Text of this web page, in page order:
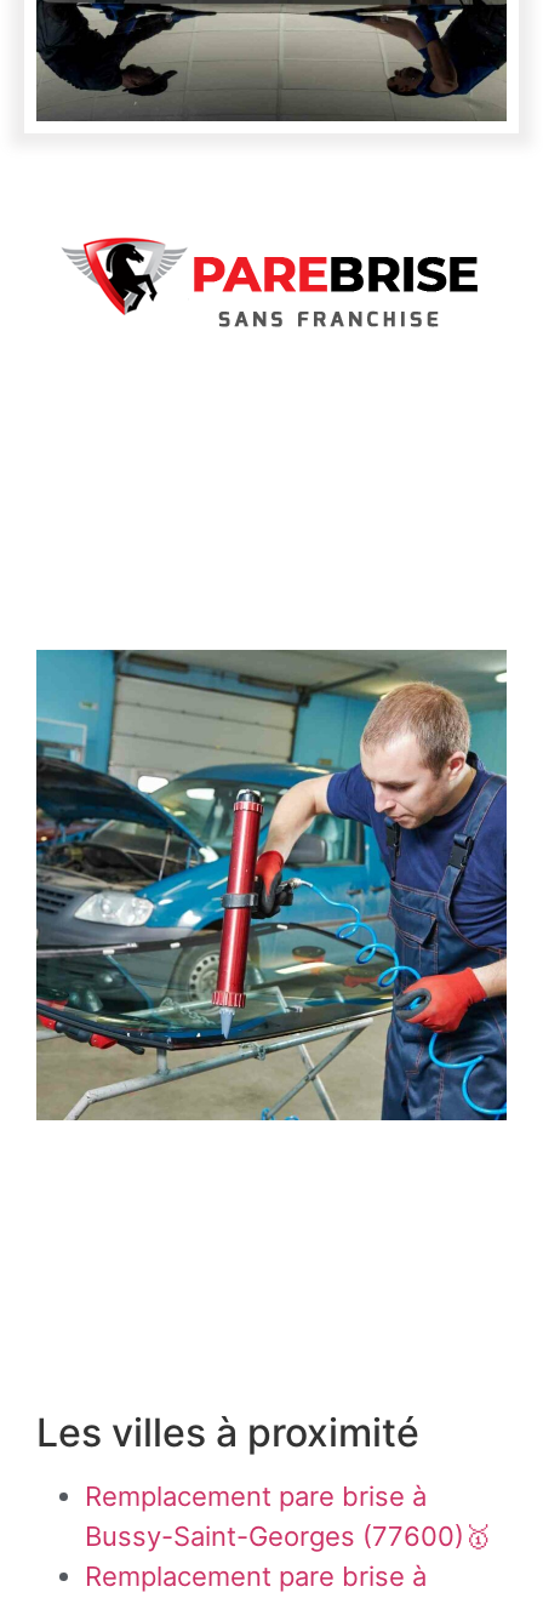
Les villes à proximité
Remplacement pare brise à
Bussy-Saint-Georges (77600)🥇
Remplacement pare brise à